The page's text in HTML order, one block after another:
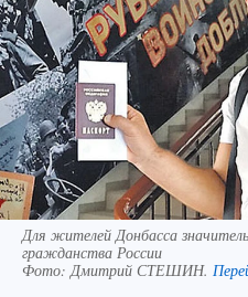
Для жителей Донбасса
гражданства России
Фото: Дмитрий СТЕШИН.